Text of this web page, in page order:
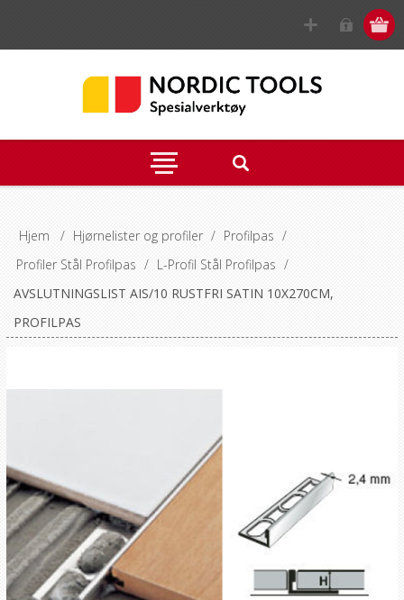
Hjem / Hjørnelister og profiler / Profilpas /
Profiler Stål Profilpas / L-Profil Stål Profilpas /
AVSLUTNINGSLIST AIS/10 RUSTFRI SATIN 10X270CM,
PROFILPAS